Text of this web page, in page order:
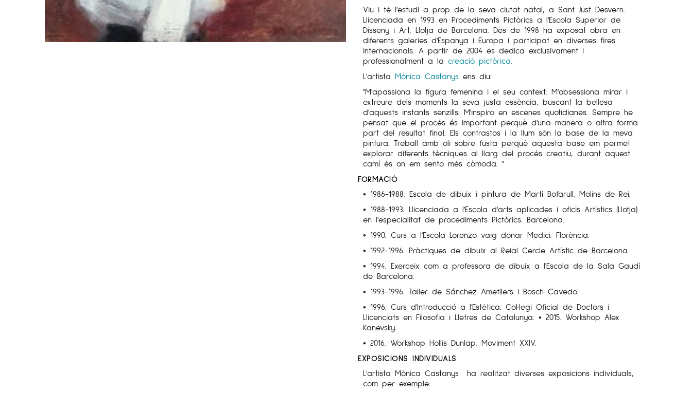
Viu i té l'estudi a prop de la seva ciutat natal, a Sant Just Desvern.
Llicenciada en 1993 en Procediments Pictòrics a l'Escola Superior de
Disseny i Art, Llotja de Barcelona. Des de 1998 ha exposat obra en
diferents galeries d'Espanya i Europa i participat en diverses fires
internacionals. A partir de 2004 es dedica exclusivament i
professionalment a lacreació pictòrica.
L'artistaMònica Castanys ens diu:
"M'apassiona la figura femenina i el seu context. M'obsessiona mirar i
extreure dels moments la seva justa essència, buscant la bellesa
d'aquests instants senzills. M'inspiro en escenes quotidianes. Sempre he
pensat que el procés és important perquè d'una manera o altra forma
part del resultat final. Els contrastos i la llum són la base de la meva
pintura. Treball amb oli sobre fusta perquè aquesta base em permet
explorar diferents tècniques al llarg del procés creatiu, durant aquest
camí és on em sento més còmoda. "
FORMACIÓ
• 1986-1988. Escola de dibuix i pintura de Martí Bofarull. Molins de Rei.
• 1988-1993. Llicenciada a l'Escola d'arts aplicades i oficis Artístics (Llotja)
en l'especialitat de procediments Pictòrics. Barcelona.
• 1990. Curs a l'Escola Lorenzo vaig donar Medici. Florència.
• 1992-1996. Pràctiques de dibuix al Reial Cercle Artístic de Barcelona.
• 1994. Exerceix com a professora de dibuix a l'Escola de la Sala Gaudí
de Barcelona.
• 1993-1996. Taller de Sánchez Ametllers i Bosch Cavedo.
• 1996. Curs d'Introducció a l'Estètica. Col·legi Oficial de Doctors i
Llicenciats en Filosofia i Lletres de Catalunya. • 2015. Workshop Alex
Kanevsky.
• 2016. Workshop Hollis Dunlap. Moviment XXIV.
EXPOSICIONS INDIVIDUALS
L'artista Mònica Castanys ha realitzat diverses exposicions individuals,
com per exemple: